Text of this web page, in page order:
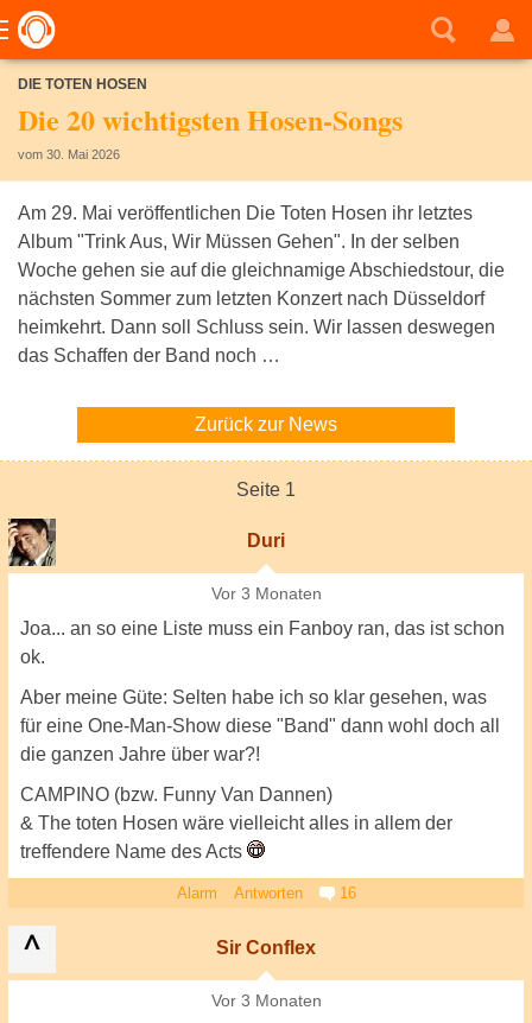
DIE TOTEN HOSEN
Die 20 wichtigsten Hosen-Songs
vom 30. Mai 2026
Am 29. Mai veröffentlichen Die Toten Hosen ihr letztes
Album "Trink Aus, Wir Müssen Gehen". In der selben
Woche gehen sie auf die gleichnamige Abschiedstour, die
nächsten Sommer zum letzten Konzert nach Düsseldorf
heimkehrt. Dann soll Schluss sein. Wir lassen deswegen
das Schaffen der Band noch …
Zurück zur News
Seite 1
Duri
Vor 3 Monaten
Joa... an so eine Liste muss ein Fanboy ran, das ist schon
ok.
Aber meine Güte: Selten habe ich so klar gesehen, was
für eine One-Man-Show diese "Band" dann wohl doch all
die ganzen Jahre über war?!
CAMPINO (bzw. Funny Van Dannen)
& The toten Hosen wäre vielleicht alles in allem der
treffendere Name des Acts
Alarm Antworten 16
Sir Conflex
Vor 3 Monaten